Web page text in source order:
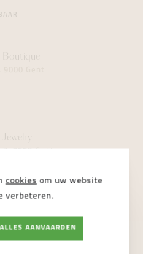
Boutique
Jewelry
9000 Gent
cookies om uw website
verbeteren.
ALLES AANVAARDEN